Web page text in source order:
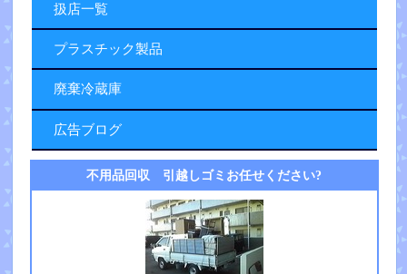
扱店一覧
プラスチック製品
廃棄冷蔵庫
広告ブログ
不用品回収 引越しゴミお任せください?